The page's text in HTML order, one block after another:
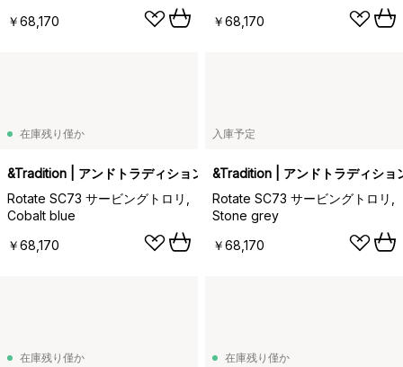
￥68,170
￥68,170
在庫残り僅か
&Tradition | アンドトラディション
Rotate SC73 サービングトロリ,
Cobalt blue
￥68,170
入庫予定
&Tradition | アンドトラディショ
Rotate SC73 サービングトロリ,
Stone grey
￥68,170
在庫残り僅か 在庫残り僅か